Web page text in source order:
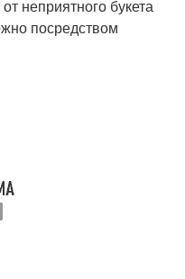
неприятного букета
посредством